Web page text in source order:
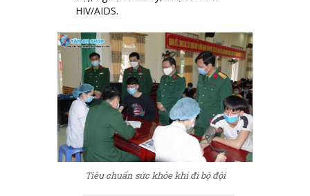
HIV/AIDS.
Tiêu chuẩn sức khỏe khi đi bộ đội